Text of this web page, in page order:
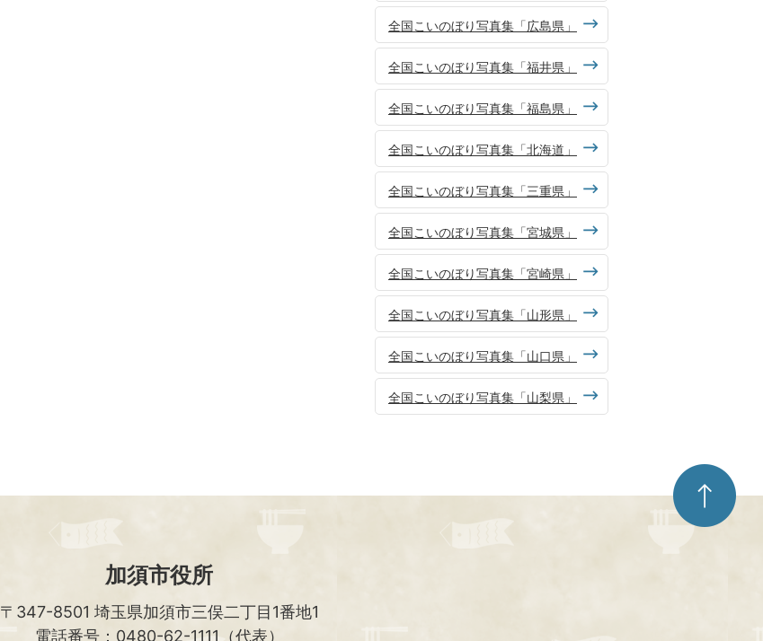
全国こいのぼり写真集「広島県」
全国こいのぼり写真集「福井県」
全国こいのぼり写真集「福島県」
全国こいのぼり写真集「北海道」
全国こいのぼり写真集「三重県」
全国こいのぼり写真集「宮城県」
全国こいのぼり写真集「宮崎県」
全国こいのぼり写真集「山形県」
全国こいのぼり写真集「山口県」
全国こいのぼり写真集「山梨県」
ペ
ー
ジ
加須市役所
〒347-8501 埼玉県加須市三俣二丁目1番地1
電話番号：0480-62-1111（代表）